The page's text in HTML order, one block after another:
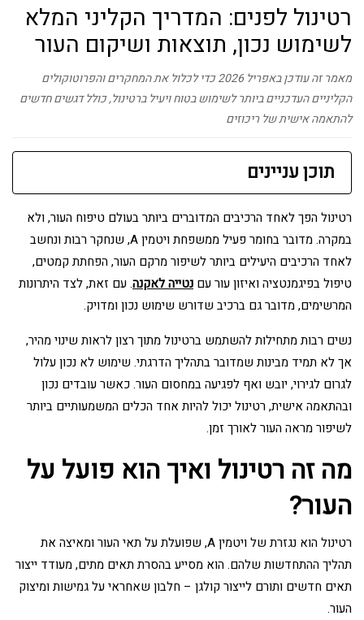
רטינול לפנים: המדריך הקליני המלא
לשימוש נכון, תוצאות ושיקום העור
מאמר זה עודכן באפריל 2026 כדי לכלול את המחקרים והפרוטוקולים
הקליניים העדכניים ביותר לשימוש בטוח ויעיל ברטינול, כולל דגשים חדשים
להתאמה אישית של ריכוזים
תוכן עניינים
רטינול הפך לאחד הרכיבים המדוברים ביותר בעולם טיפוח העור, ולא
במקרה. מדובר בחומר פעיל ממשפחת ויטמין A, שנחקר רבות ונחשב
לאחד הרכיבים היעילים ביותר לשיפור מרקם העור, הפחתת קמטים,
טיפול בפיגמנטציה ואיזון עור עם נטייה לאקנה. עם זאת, לצד היתרונות
המרשימים, מדובר גם ברכיב שדורש שימוש נכון ומדויק.
נשים רבות מתחילות להשתמש ברטינול מתוך רצון לראות שינוי מהיר,
אך לא תמיד מבינות שמדובר בתהליך הדרגתי. שימוש לא נכון עלול
לגרום לגירוי, יובש ואף לפגיעה במחסום העור. כאשר עובדים נכון
ובהתאמה אישית, רטינול יכול להיות אחד הכלים המשמעותיים ביותר
לשיפור מראה העור לאורך זמן.
מה זה רטינול ואיך הוא פועל על
העור?
רטינול הוא נגזרת של ויטמין A, שפועלת על תאי העור ומאיצה את
תהליך ההתחדשות שלהם. הוא מסייע בהסרת תאים מתים, מעודד ייצור
תאים חדשים ותורם לייצור קולגן – חלבון שאחראי על גמישות ומיצוק
העור.